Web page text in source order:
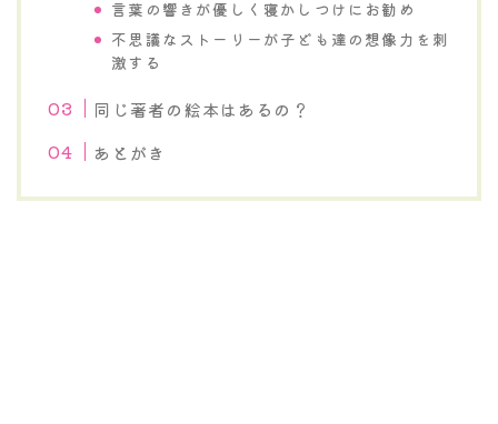
言葉の響きが優しく寝かしつけにお勧め
不思議なストーリーが子ども達の想像力を刺
激する
同じ著者の絵本はあるの？
あとがき